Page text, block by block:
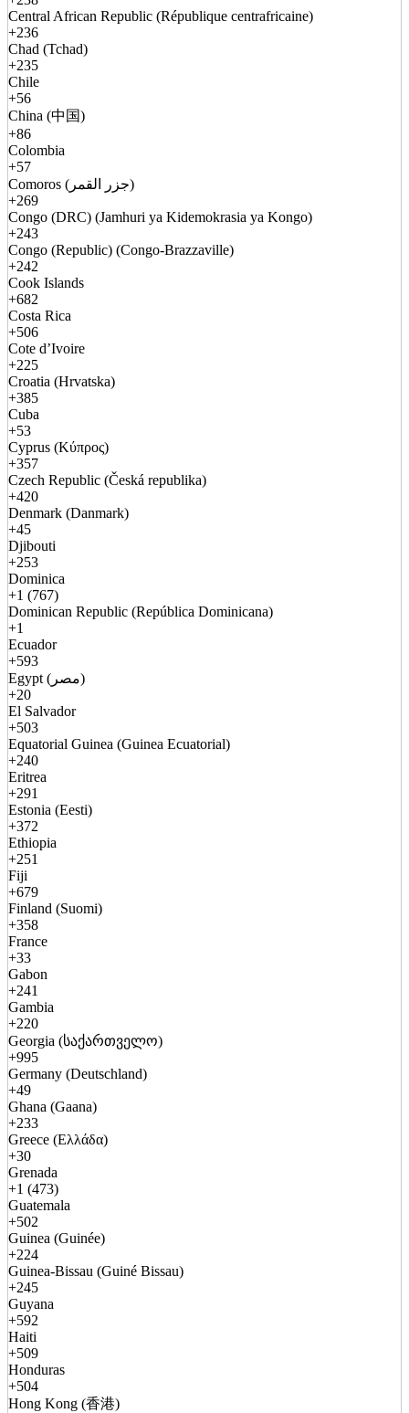
Central African Republic (République centrafricaine)
+236
Chad (Tchad)
+235
Chile
+56
China (中国)
+86
Colombia
+57
Comoros (جزر القمر)
+269
Congo (DRC) (Jamhuri ya Kidemokrasia ya Kongo)
+243
Congo (Republic) (Congo-Brazzaville)
+242
Cook Islands
+682
Costa Rica
+506
Cote d’Ivoire
+225
Croatia (Hrvatska)
+385
Cuba
+53
Cyprus (Κύπρος)
+357
Czech Republic (Česká republika)
+420
Denmark (Danmark)
+45
Djibouti
+253
Dominica
+1 (767)
Dominican Republic (República Dominicana)
+1
Ecuador
+593
Egypt (مصر)
+20
El Salvador
+503
Equatorial Guinea (Guinea Ecuatorial)
+240
Eritrea
+291
Estonia (Eesti)
+372
Ethiopia
+251
Fiji
+679
Finland (Suomi)
+358
France
+33
Gabon
+241
Gambia
+220
Georgia (საქართველო)
+995
Germany (Deutschland)
+49
Ghana (Gaana)
+233
Greece (Ελλάδα)
+30
Grenada
+1 (473)
Guatemala
+502
Guinea (Guinée)
+224
Guinea-Bissau (Guiné Bissau)
+245
Guyana
+592
Haiti
+509
Honduras
+504
Hong Kong (香港)